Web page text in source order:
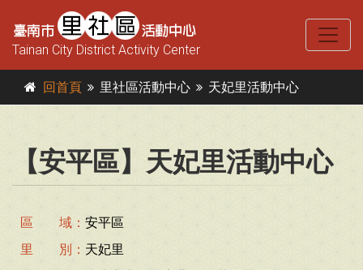
Tainan City District Activity Center
回首頁 里社區活動中心 天妃里活動中心
【安平區】天妃里活動中心
區 域： 安平區
里 別： 天妃里